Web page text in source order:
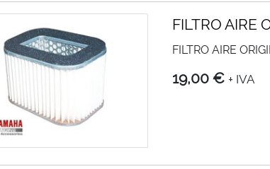
FILTRO AIRE
FILTRO AIRE
19,00 € + IVA